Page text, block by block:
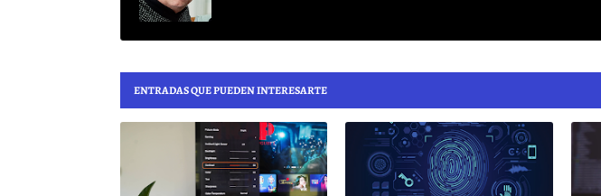
ENTRADAS QUE PUEDEN INTERESARTE